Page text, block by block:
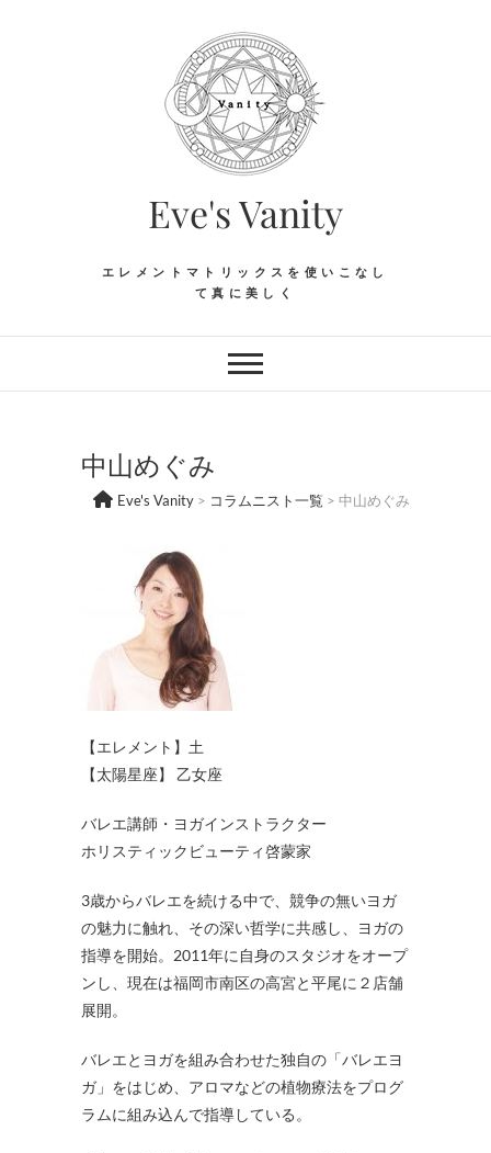
Eve's Vanity
エレメントマトリックスを使いこなし
て真に美しく
中山めぐみ
Eve's Vanity > コラムニスト一覧 > 中山めぐみ
【エレメント】土
【太陽星座】 乙女座
バレエ講師・ヨガインストラクター
ホリスティックビューティ啓蒙家
3歳からバレエを続ける中で、競争の無いヨガ
の魅力に触れ、その深い哲学に共感し、ヨガの
指導を開始。2011年に自身のスタジオをオープ
ンし、現在は福岡市南区の高宮と平尾に２店舗
展開。
バレエとヨガを組み合わせた独自の「バレエヨ
ガ」をはじめ、アロマなどの植物療法をプログ
ラムに組み込んで指導している。